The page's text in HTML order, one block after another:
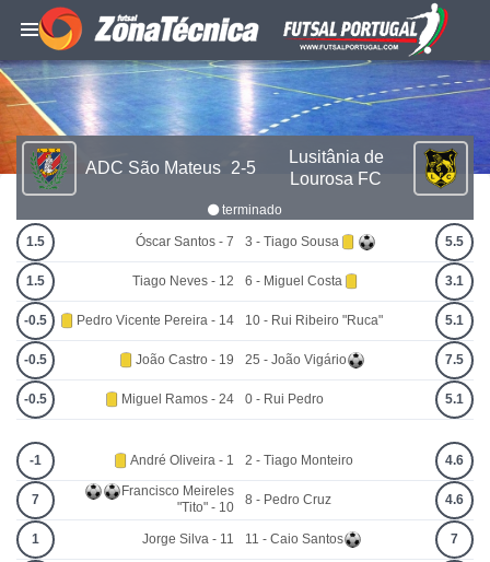
ADC São Mateus 2-5
Lusitânia de
Lourosa FC
terminado
1.5 Óscar Santos - 7
1.5 Tiago Neves - 12
-0.5 Pedro Vicente Pereira - 14
-0.5 João Castro - 19
-0.5 Miguel Ramos - 24
3 - Tiago Sousa 5.5
6 - Miguel Costa 3.1
10 - Rui Ribeiro "Ruca" 5.1
25 - João Vigário 7.5
0 - Rui Pedro 5.1
-1 André Oliveira - 1
7
Francisco Meireles
"Tito" - 10
1 Jorge Silva - 11
2 - Tiago Monteiro 4.6
8 - Pedro Cruz 4.6
11 - Caio Santos 7